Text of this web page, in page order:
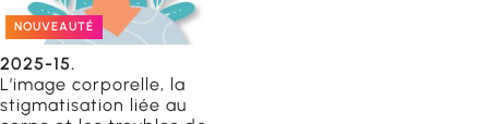
NOUVEAUTÉ
2025-15.
L’image corporelle, la
stigmatisation liée au